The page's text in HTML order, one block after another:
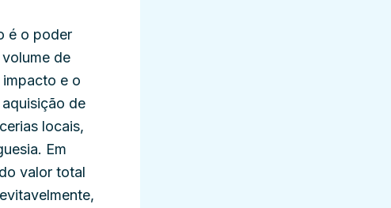
é o poder
de
impacto e o
de
locais,
Em
valor total